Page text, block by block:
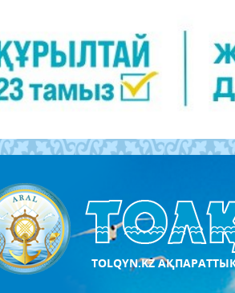
TOLQYN.KZ